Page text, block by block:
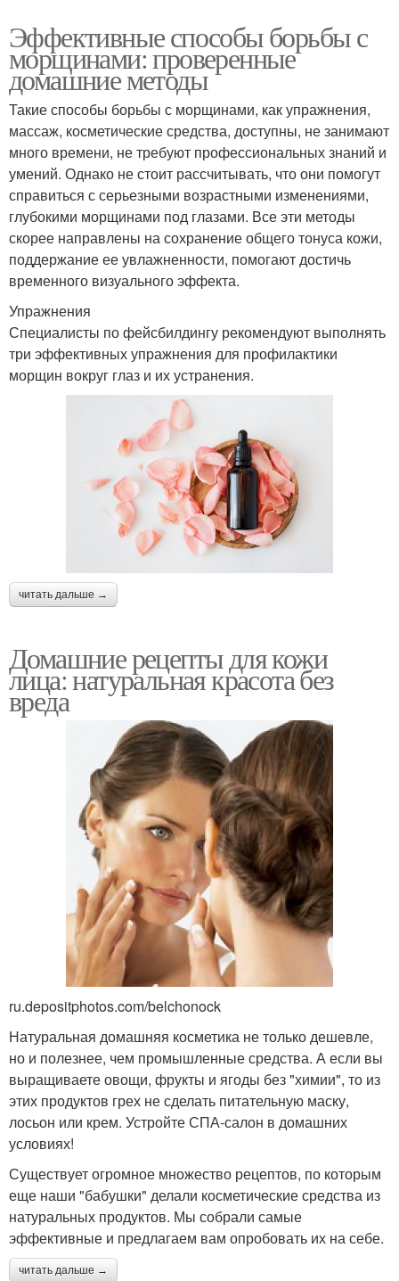
Эффективные способы борьбы с
морщинами: проверенные
домашние методы
Такие способы борьбы с морщинами, как упражнения,
массаж, косметические средства, доступны, не занимают
много времени, не требуют профессиональных знаний и
умений. Однако не стоит рассчитывать, что они помогут
справиться с серьезными возрастными изменениями,
глубокими морщинами под глазами. Все эти методы
скорее направлены на сохранение общего тонуса кожи,
поддержание ее увлажненности, помогают достичь
временного визуального эффекта.
Упражнения
Специалисты по фейсбилдингу рекомендуют выполнять
три эффективных упражнения для профилактики
морщин вокруг глаз и их устранения.
читать дальше →
Домашние рецепты для кожи
лица: натуральная красота без
вреда
ru.depositphotos.com/belchonock
Натуральная домашняя косметика не только дешевле,
но и полезнее, чем промышленные средства. А если вы
выращиваете овощи, фрукты и ягоды без "химии", то из
этих продуктов грех не сделать питательную маску,
лосьон или крем. Устройте СПА-салон в домашних
условиях!
Существует огромное множество рецептов, по которым
еще наши "бабушки" делали косметические средства из
натуральных продуктов. Мы собрали самые
эффективные и предлагаем вам опробовать их на себе.
читать дальше →